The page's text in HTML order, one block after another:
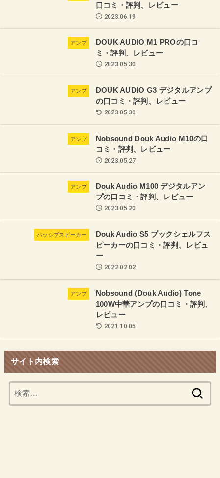
口コミ・評判、レビュー
2023.06.19
アンプ
DOUK AUDIO M1 PROの口コ
ミ・評判、レビュー
2023.05.30
アンプ
DOUK AUDIO G3 デジタルアンプ
の口コミ・評判、レビュー
2023.05.30
アンプ
Nobsound Douk Audio M10の口
コミ・評判、レビュー
2023.05.27
アンプ
Douk Audio M100 デジタルアン
プの口コミ・評判、レビュー
2023.05.20
パッシブスピーカー
Douk Audio S5 ブックシェルフス
ピーカーの口コミ・評判、レビュ
ー
2022.02.02
アンプ
Nobsound (Douk Audio) Tone
100W中華アンプの口コミ・評判、
レビュー
2021.10.05
サイト内検索
索: